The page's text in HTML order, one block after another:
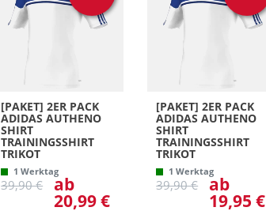
[PAKET] 2ER PACK
ADIDAS AUTHENO
SHIRT
TRAININGSSHIRT
TRIKOT
1 Werktag
39,90 € ab
20,99 €
[PAKET] 2ER PACK
ADIDAS AUTHENO
SHIRT
TRAININGSSHIRT
TRIKOT
1 Werktag
39,90 € ab
19,95 €